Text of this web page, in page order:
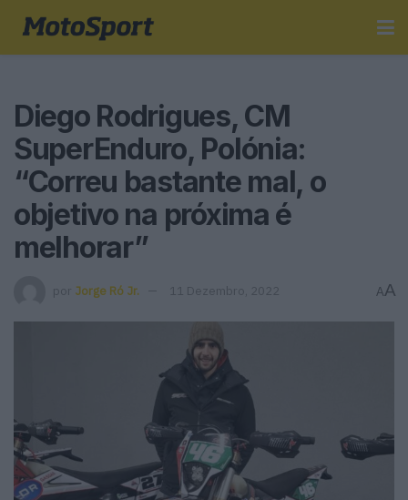
Diego Rodrigues, CM
SuperEnduro, Polónia:
“Correu bastante mal, o
objetivo na próxima é
melhorar”
por Jorge Ró Jr. 11 Dezembro, 2022 AA